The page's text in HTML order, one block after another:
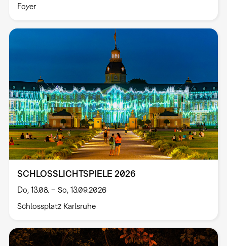
Foyer
SCHLOSSLICHTSPIELE 2026
Do, 13.08. – So, 13.09.2026
Schlossplatz Karlsruhe